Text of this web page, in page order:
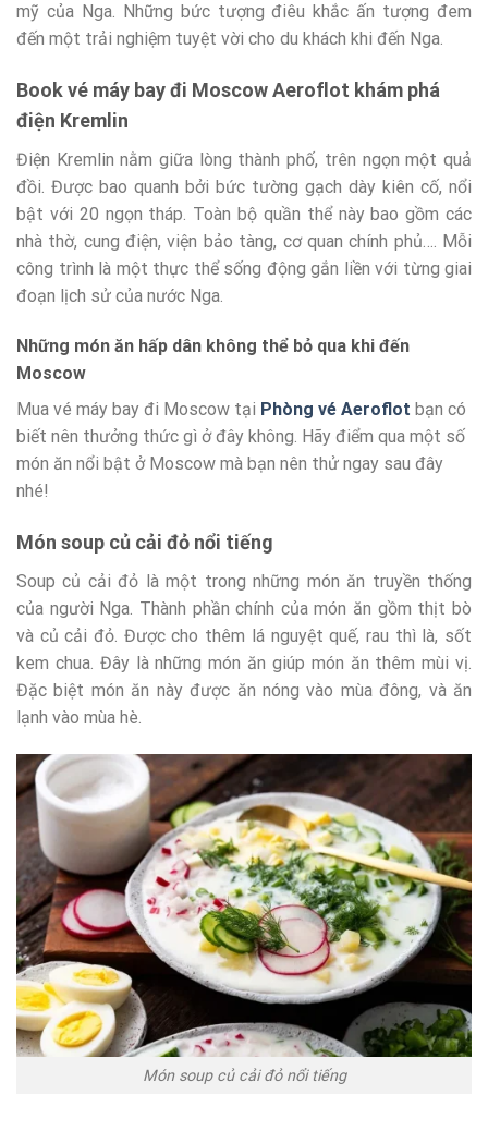
mỹ của Nga. Những bức tượng điêu khắc ấn tượng đem
đến một trải nghiệm tuyệt vời cho du khách khi đến Nga.
Book vé máy bay đi Moscow Aeroflot khám phá
điện Kremlin
Điện Kremlin nằm giữa lòng thành phố, trên ngọn một quả
đồi. Được bao quanh bởi bức tường gạch dày kiên cố, nổi
bật với 20 ngọn tháp. Toàn bộ quần thể này bao gồm các
nhà thờ, cung điện, viện bảo tàng, cơ quan chính phủ…. Mỗi
công trình là một thực thể sống động gắn liền với từng giai
đoạn lịch sử của nước Nga.
Những món ăn hấp dân không thể bỏ qua khi đến
Moscow
Mua vé máy bay đi Moscow tại Phòng vé Aeroflot bạn có
biết nên thưởng thức gì ở đây không. Hãy điểm qua một số
món ăn nổi bật ở Moscow mà bạn nên thử ngay sau đây
nhé!
Món soup củ cải đỏ nổi tiếng
Soup củ cải đỏ là một trong những món ăn truyền thống
của người Nga. Thành phần chính của món ăn gồm thịt bò
và củ cải đỏ. Được cho thêm lá nguyệt quế, rau thì là, sốt
kem chua. Đây là những món ăn giúp món ăn thêm mùi vị.
Đặc biệt món ăn này được ăn nóng vào mùa đông, và ăn
lạnh vào mùa hè.
Món soup củ cải đỏ nổi tiếng